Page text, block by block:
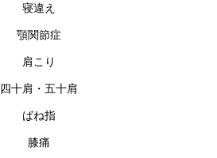
寝違え
顎関節症
肩こり
四十肩・五十肩
ばね指
膝痛